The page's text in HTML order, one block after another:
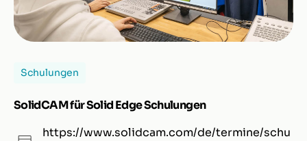
Schulungen
SolidCAM für Solid Edge Schulungen
https://www.solidcam.com/de/termine/schu